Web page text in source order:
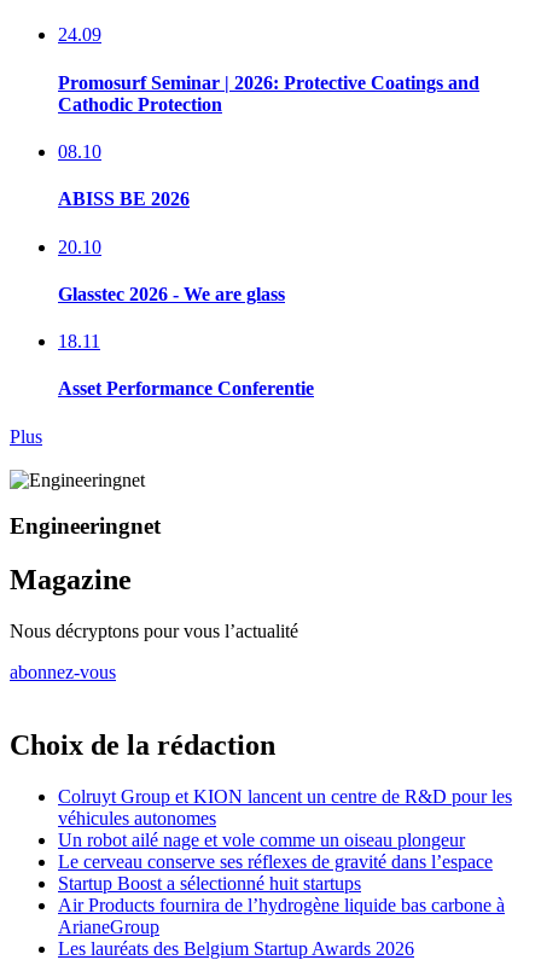
24.09
Promosurf Seminar | 2026: Protective Coatings and
Cathodic Protection
08.10
ABISS BE 2026
20.10
Glasstec 2026 - We are glass
18.11
Asset Performance Conferentie
Plus
Engineeringnet
Magazine
Nous décryptons pour vous l’actualité
abonnez-vous
Choix de la rédaction
Colruyt Group et KION lancent un centre de R&D pour les
véhicules autonomes
Un robot ailé nage et vole comme un oiseau plongeur
Le cerveau conserve ses réflexes de gravité dans l’espace
Startup Boost a sélectionné huit startups
Air Products fournira de l’hydrogène liquide bas carbone à
ArianeGroup
Les lauréats des Belgium Startup Awards 2026